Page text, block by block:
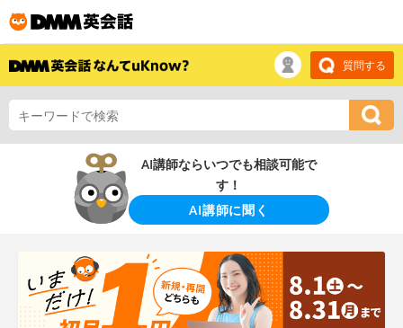
質問する
AI講師ならいつでも相談可能で
す！
AI講師に聞く